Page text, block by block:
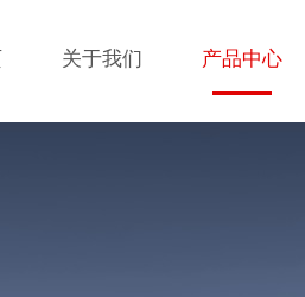
关于我们 产品中心